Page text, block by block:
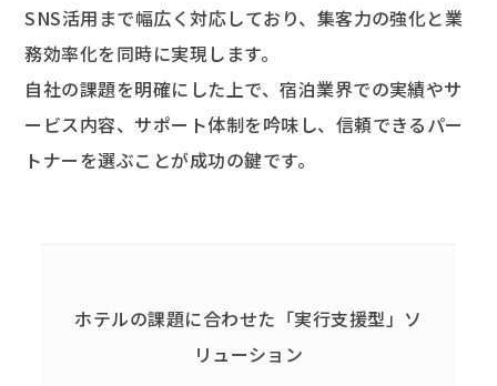
SNS活用まで幅広く対応しており、集客力の強化と業
務効率化を同時に実現します。
自社の課題を明確にした上で、宿泊業界での実績やサ
ービス内容、サポート体制を吟味し、信頼できるパー
トナーを選ぶことが成功の鍵です。
ホテルの課題に合わせた「実行支援型」ソ
リューション